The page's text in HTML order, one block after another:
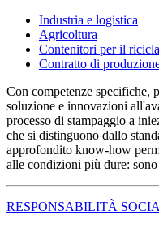
Industria e logistica
Agricoltura
Contenitori per il
Contratto di
Con competenze specifiche,
soluzione e innovazioni
processo di stampaggio a
che si distinguono dallo
approfondito know-how
alle condizioni più dure:
RESPONSABILITÀ